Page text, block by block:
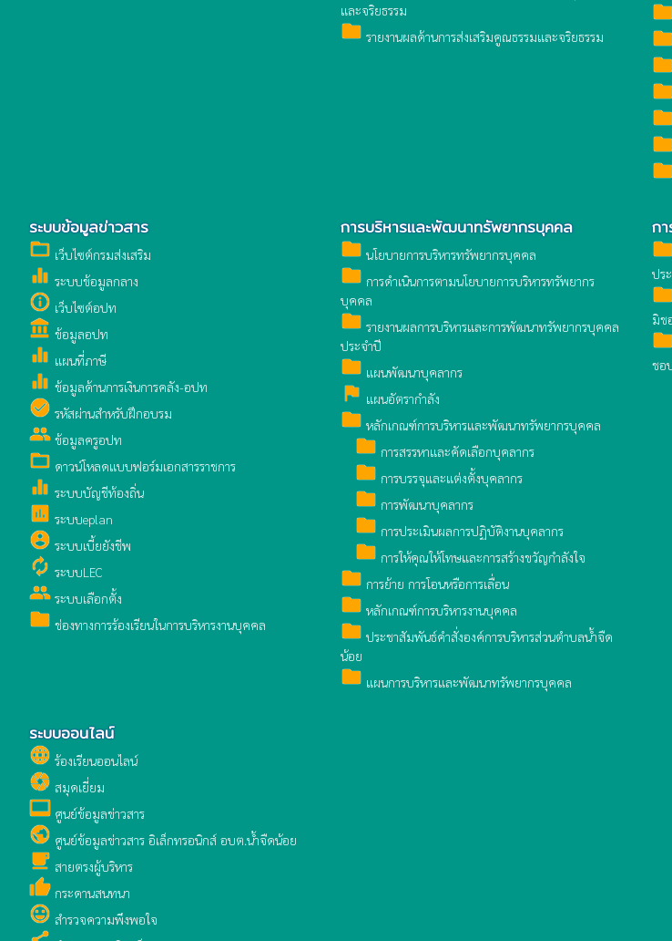
และจริยธรรม
folder รายงานผลด้านการส่งเสริมคูณธรรมและจริยธรรม
folder
folder
folder
folder
folder
folder
folder
ระบบข้อมูลข่าวสาร
folder_open เว็บไซต์กรมส่งเสริม
equalizer ระบบข้อมูลกลาง
info_outline เว็บไซต์อปท
account_balance ข้อมูลอปท
equalizer แผนที่ภาษี
equalizer ข้อมูลด้านการเงินการคลัง-อปท
check_circle รหัสผ่านสำหรับฝึกอบรม
group ข้อมูลครูอปท
folder_open ดาวน์โหลดแบบฟอร์มเอกสารราชการ
equalizer ระบบบัญชีท้องถิ่น
poll ระบบeplan
account_circle ระบบเบี้ยยังชีพ
autorenew ระบบLEC
group ระบบเลือกตั้ง
folder ช่องทางการร้องเรียนในการบริหารงานบุคคล
การบริหารและพัฒนาทรัพยากรบุคคล
folder นโยบายการบริหารทรัพยากรบุคคล
folder การดำเนินการตามนโยบายการบริหารทรัพยากร
บุคคล
folder รายงานผลการบริหารและการพัฒนาทรัพยากรบุคคล
ประจำปี
folder แผนพัฒนาบุคลากร
assistant_photo แผนอัตรากำลัง
folder หลักเกณฑ์การบริหารและพัฒนาทรัพยากรบุคคล
folder การสรรหาและคัดเลือกบุคลากร
folder การบรรจุและแต่งตั้งบุคลากร
folder การพัฒนาบุคลากร
folder การประเมินผลการปฏิบัติงานบุคลากร
folder การให้คุณให้โทษและการสร้างขวัญกำลังใจ
folder การย้าย การโอนหรือการเลื่อน
folder หลักเกณฑ์การบริหารงานบุคคล
folder ประชาสัมพันธ์คำสั่งองค์การบริหารส่วนตำบลน้ำจืด
น้อย
folder แผนการบริหารและพัฒนาทรัพยากรบุคคล
ก
folder
ปร
folder
มิช
folder
ชอ
ระบบออนไลน์
language ร้องเรียนออนไลน์
camera สมุดเยี่ยม
video_label ศูนย์ข้อมูลข่าวสาร
public ศูนย์ข้อมูลข่าวสาร อิเล็กทรอนิกส์ อบต.น้ำจืดน้อย
local_cafe สายตรงผู้บริหาร
thumb_up กระดานสนทนา
sentiment_very_satisfied สำรวจความพึงพอใจ